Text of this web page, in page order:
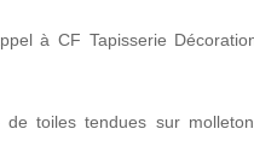
à CF Tapisserie
toiles tendues sur